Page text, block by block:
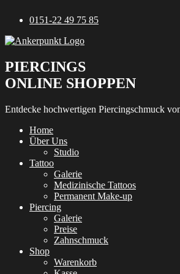
Inhalt
0151-22 49 75 85
PIERCINGS
ONLINE SHOPPEN
Entdecke hochwertigen Piercingschmuck
Home
Über Uns
Studio
Tattoo
Galerie
Medizinische Tattoos
Permanent Make-up
Piercing
Galerie
Preise
Zahnschmuck
Shop
Warenkorb